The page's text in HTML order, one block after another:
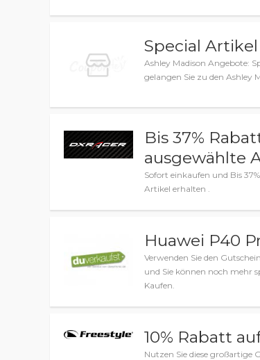
Special
Ashley Madison Angebote:
gelangen Sie zu den Ashley
Bis 37%
ausgewählte
Sofort einkaufen und Bis
Artikel erhalten .
Huawei P40
Verwenden Sie den
und Sie können noch mehr
Kaufen.
10% Rabatt
Nutzen Sie diese großartige